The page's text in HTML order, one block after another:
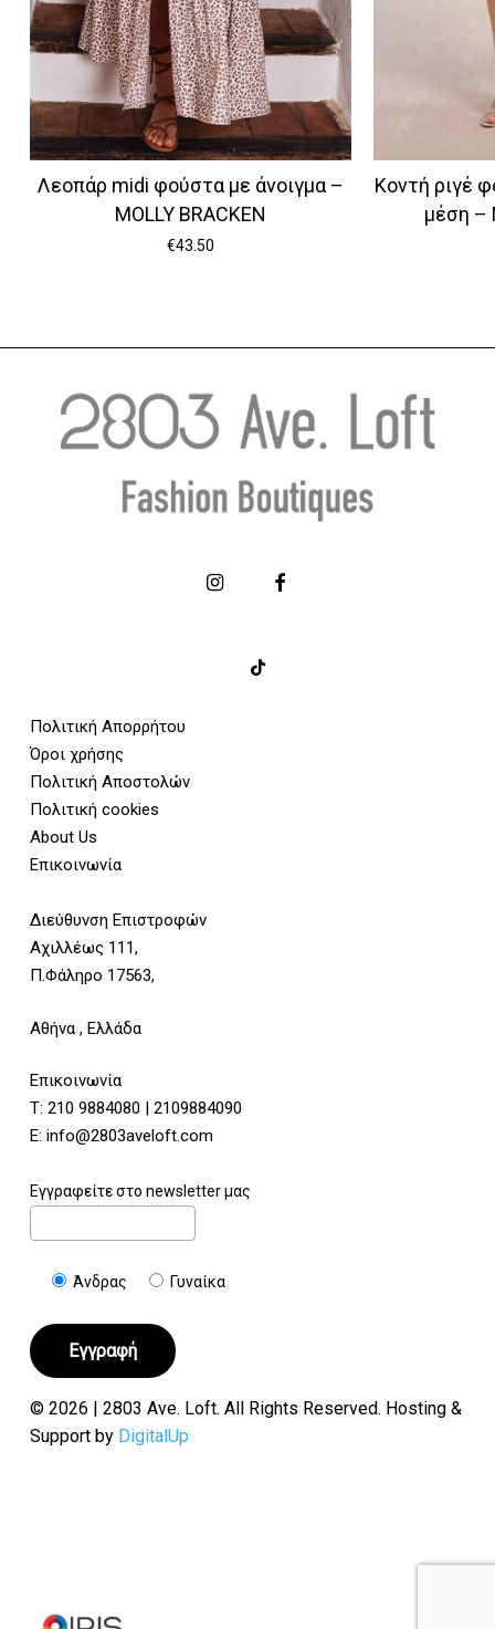
Λεοπάρ midi φούστα με άνοιγμα –
MOLLY BRACKEN
€43.50
Κοντή ριγέ
μέση –
Πολιτική Απορρήτου
Όροι χρήσης
Πολιτική Αποστολών
Πολιτική cookies
About Us
Επικοινωνία
Διεύθυνση Επιστροφών
Αχιλλέως 111,
Π.Φάληρο 17563,
Αθήνα , Ελλάδα
Επικοινωνία
Τ: 210 9884080 | 2109884090
E: info@2803aveloft.com
Εγγραφείτε στο newsletter μας
Άνδρας Γυναίκα
© 2026 | 2803 Ave. Loft. All Rights Reserved. Hosting &
Support by DigitalUp